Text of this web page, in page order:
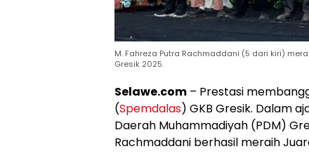
M. Fahreza Putra Rachmaddani (5 dari kiri)
Gresik 2025.
Selawe.com – Prestasi
(Spemdalas) GKB Gresik. Dalam
Daerah Muhammadiyah (PDM)
Rachmaddani berhasil meraih